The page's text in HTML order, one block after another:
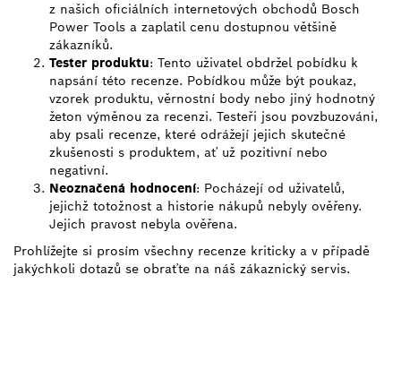
z našich oficiálních internetových obchodů Bosch
Power Tools a zaplatil cenu dostupnou většině
zákazníků.
Tester produktu: Tento uživatel obdržel pobídku k
napsání této recenze. Pobídkou může být poukaz,
vzorek produktu, věrnostní body nebo jiný hodnotný
žeton výměnou za recenzi. Testeři jsou povzbuzováni,
aby psali recenze, které odrážejí jejich skutečné
zkušenosti s produktem, ať už pozitivní nebo
negativní.
Neoznačená hodnocení: Pocházejí od uživatelů,
jejichž totožnost a historie nákupů nebyly ověřeny.
Jejich pravost nebyla ověřena.
Prohlížejte si prosím všechny recenze kriticky a v případě
jakýchkoli dotazů se obraťte na náš zákaznický servis.